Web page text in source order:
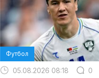
Футбол
05.08.2026 08:18 0